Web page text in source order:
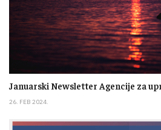
Januarski Newsletter Agencije za
26. FEB 2024.